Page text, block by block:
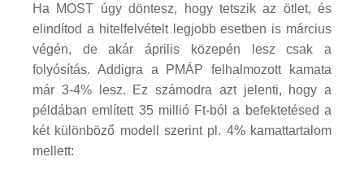
Ha MOST úgy döntesz, hogy tetszik az ötlet, és
elindítod a hitelfelvételt legjobb esetben is március
végén, de akár április közepén lesz csak a
folyósítás. Addigra a PMÁP felhalmozott kamata
már 3-4% lesz. Ez számodra azt jelenti, hogy a
példában említett 35 millió Ft-ból a befektetésed a
két különböző modell szerint pl. 4% kamattartalom
mellett: